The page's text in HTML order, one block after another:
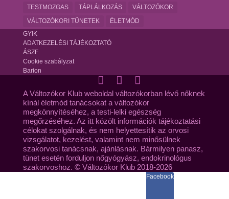
TESTMOZGAS
TÁPLÁLKOZÁS
VÁLTOZÓKOR
VÁLTOZÓKORI TÜNETEK
ÉLETMÓD
GYIK
ADATKEZELÉSI TÁJÉKOZTATÓ
ÁSZF
Cookie szabályzat
Barion
A Változókor Klub weboldal változókorban lévő nőknek
kínál életmód tanácsokat a változókor
megkönnyítéséhez, a testi-lelki egészség
megőrzéséhez. Az itt közölt információk tájékoztatási
célokat szolgálnak, és nem helyettesítik az orvosi
vizsgálatot, kezelést, valamint nem minősülnek
szakorvosi tanácsnak, ajánlásnak. Bármilyen panasz,
tünet esetén forduljon nőgyógyász, endokrinológus
szakorvoshoz. © Változókor Klub 2018-2026
Facebook